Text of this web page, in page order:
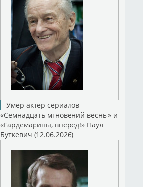
Умер актер сериалов
«Семнадцать мгновений весны» и
«Гардемарины, вперед!» Паул
Буткевич (12.06.2026)